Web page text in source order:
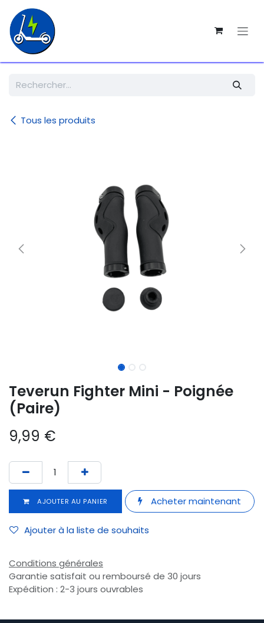
Tous les produits
Teverun Fighter Mini - Poignée
(Paire)
9,99 €
AJOUTER AU PANIER Acheter maintenant
Ajouter à la liste de souhaits
Conditions générales
Garantie satisfait ou remboursé de 30 jours
Expédition : 2-3 jours ouvrables